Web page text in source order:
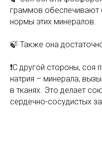
граммов
нормы этих минералов.
🍃 Также она
❗С другой стороны, соя
натрия – минерала,
в тканях. Это делает
сердечно-сосудистых